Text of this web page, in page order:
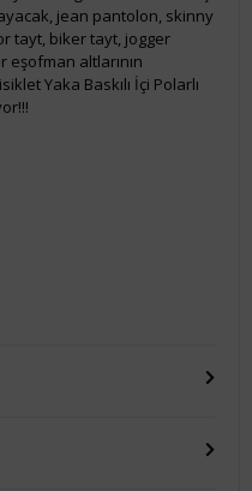
jean pantolon, skinny
tayt, biker tayt, jogger
altlarının
Yaka Baskılı İçi Polarlı